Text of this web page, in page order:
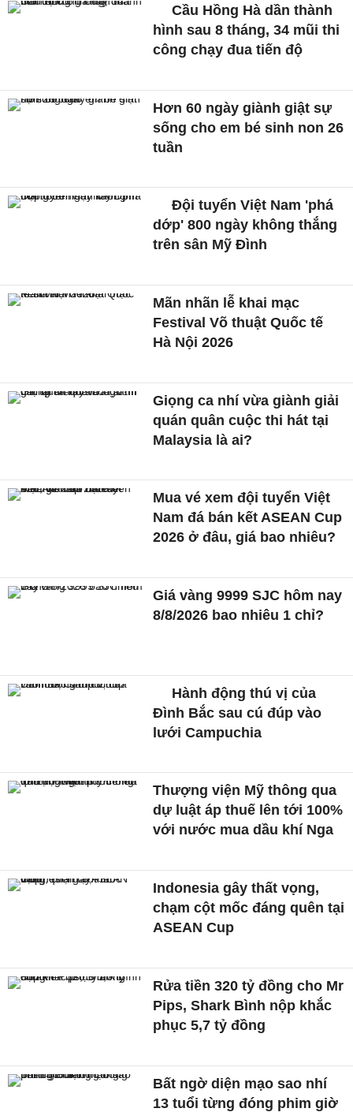
Cầu Hồng Hà dần thành
hình sau 8 tháng, 34 mũi thi
công chạy đua tiến độ
Hơn 60 ngày giành giật sự
sống cho em bé sinh non 26
tuần
Đội tuyển Việt Nam 'phá
dớp' 800 ngày không thắng
trên sân Mỹ Đình
Mãn nhãn lễ khai mạc
Festival Võ thuật Quốc tế
Hà Nội 2026
Giọng ca nhí vừa giành giải
quán quân cuộc thi hát tại
Malaysia là ai?
Mua vé xem đội tuyển Việt
Nam đá bán kết ASEAN Cup
2026 ở đâu, giá bao nhiêu?
Giá vàng 9999 SJC hôm nay
8/8/2026 bao nhiêu 1 chỉ?
Hành động thú vị của
Đình Bắc sau cú đúp vào
lưới Campuchia
Thượng viện Mỹ thông qua
dự luật áp thuế lên tới 100%
với nước mua dầu khí Nga
Indonesia gây thất vọng,
chạm cột mốc đáng quên tại
ASEAN Cup
Rửa tiền 320 tỷ đồng cho Mr
Pips, Shark Bình nộp khắc
phục 5,7 tỷ đồng
Bất ngờ diện mạo sao nhí
13 tuổi từng đóng phim giờ